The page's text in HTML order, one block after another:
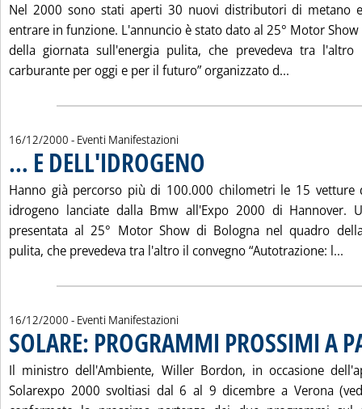
Nel 2000 sono stati aperti 30 nuovi distributori di metano
entrare in funzione. L'annuncio è stato dato al 25° Motor
della giornata sull'energia pulita, che prevedeva tra l'altro
carburante per oggi e per il futuro” organizzato d...
16/12/2000 - Eventi Manifestazioni
… E DELL'IDROGENO
Hanno già percorso più di 100.000 chilometri le 15 vetture
idrogeno lanciate dalla Bmw all'Expo 2000 di Hannover.
presentata al 25° Motor Show di Bologna nel quadro
pulita, che prevedeva tra l'altro il convegno “Autotrazione: l...
16/12/2000 - Eventi Manifestazioni
SOLARE: PROGRAMMI PROSSIMI A
Il ministro dell'Ambiente, Willer Bordon, in occasione
Solarexpo 2000 svoltiasi dal 6 al 9 dicembre a Verona